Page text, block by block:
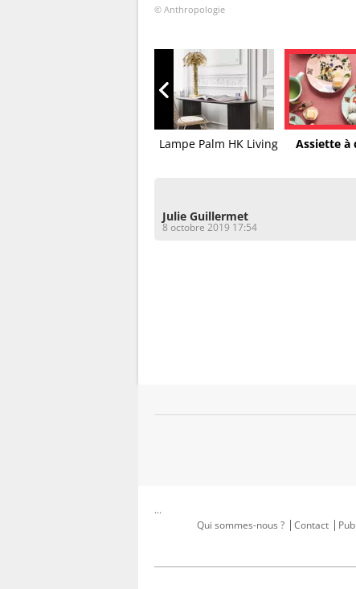
© Anthropologie
Lampe Palm HK Living Assiette à
Julie Guillermet
8 octobre 2019 17:54
...
Qui sommes-nous ?
Contact